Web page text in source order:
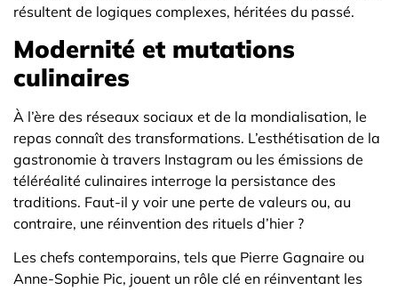
résultent de logiques complexes, héritées du passé.
Modernité et mutations
culinaires
À l’ère des réseaux sociaux et de la mondialisation, le
repas connaît des transformations. L’esthétisation de la
gastronomie à travers Instagram ou les émissions de
téléréalité culinaires interroge la persistance des
traditions. Faut-il y voir une perte de valeurs ou, au
contraire, une réinvention des rituels d’hier ?
Les chefs contemporains, tels que Pierre Gagnaire ou
Anne-Sophie Pic, jouent un rôle clé en réinventant les